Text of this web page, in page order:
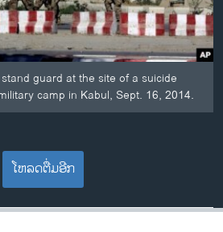
guard at the site of a suicide
camp in Kabul, Sept. 16, 2014.
ໂຫລດຕື່ມອີກ